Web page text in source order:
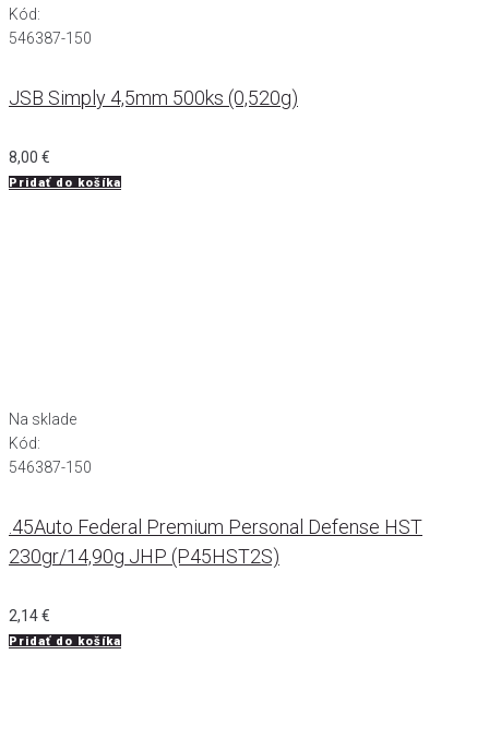
Kód:
546387-150
JSB Simply 4,5mm 500ks (0,520g)
8,00 €
Pridať do košíka
Na sklade
Kód:
546387-150
.45Auto Federal Premium Personal Defense HST
230gr/14,90g JHP (P45HST2S)
2,14€
Pridať do košíka